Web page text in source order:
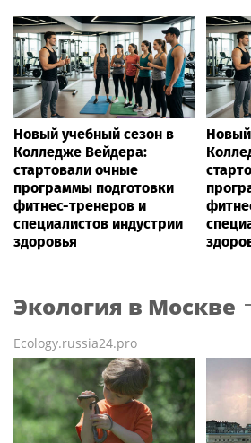
Новый учебный сезон в
Колледже Вейдера:
стартовали очные
программы подготовки
фитнес-тренеров и
специалистов индустрии
здоровья
Экология в Москве
Ecology.russia24.pro